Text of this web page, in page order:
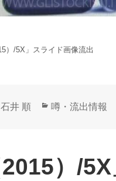
）/5X」スライド画像流出
作
石井 順
カ
リ
ー
噂・流出情報
2015）/